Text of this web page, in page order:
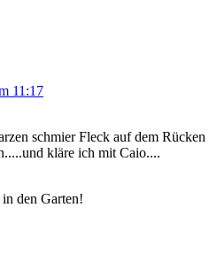
11:17
schmier Fleck auf dem Rücken
kläre ich mit Caio....
den Garten!